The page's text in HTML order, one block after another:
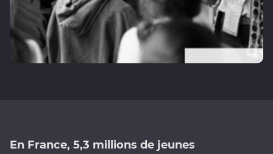
En France, 5,3 millions de jeunes